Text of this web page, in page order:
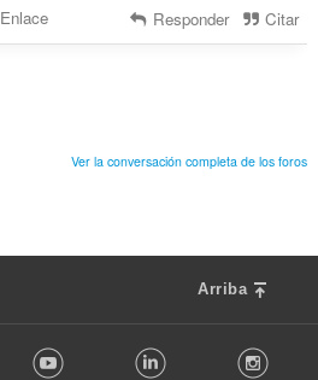
Enlace
Responder Citar
Ver la conversación completa de los foros
Arriba
Youtube LinkedIn